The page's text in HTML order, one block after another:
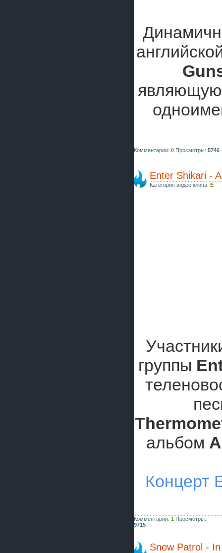
Комментарии: 0 Просмотры: 5746
Enter Shikari -
Категория видео клипа: E
группы
альбом
Концерт
Комментарии: 1 Просмотры:
9715
Snow Patrol -